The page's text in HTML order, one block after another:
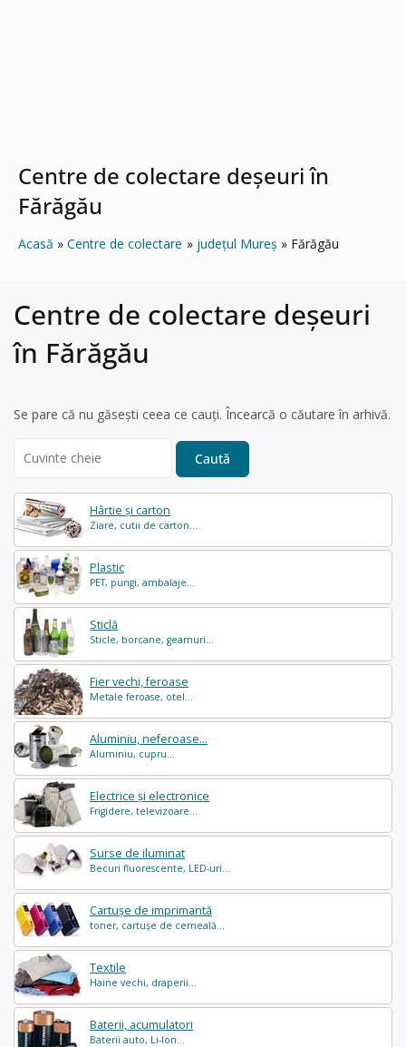
Centre de colectare deșeuri în
Fărăgău
Acasă Centre de colectare județul Mureș Fărăgău
Hârtie și carton
Ziare, cutii de carton...
Plastic
PET, pungi, ambalaje...
Sticlă
Sticle, borcane, geamuri...
Fier vechi, feroase
Metale feroase, otel...
Aluminiu, neferoase...
Aluminiu, cupru...
Electrice și electronice
Frigidere, televizoare...
Surse de iluminat
Becuri fluorescente, LED-uri...
Cartușe de imprimantă
toner, cartușe de cerneală...
Textile
Haine vechi, draperii...
Baterii, acumulatori
Baterii auto, Li-Ion...
Centre de colectare deșeuri
în Fărăgău
Se pare că nu găsești ceea ce cauți. Încearcă o căutare în arhivă.
for: